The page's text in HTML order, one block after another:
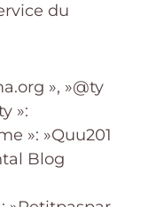
du
», »@ty
»:
»: »Quu201
Blog